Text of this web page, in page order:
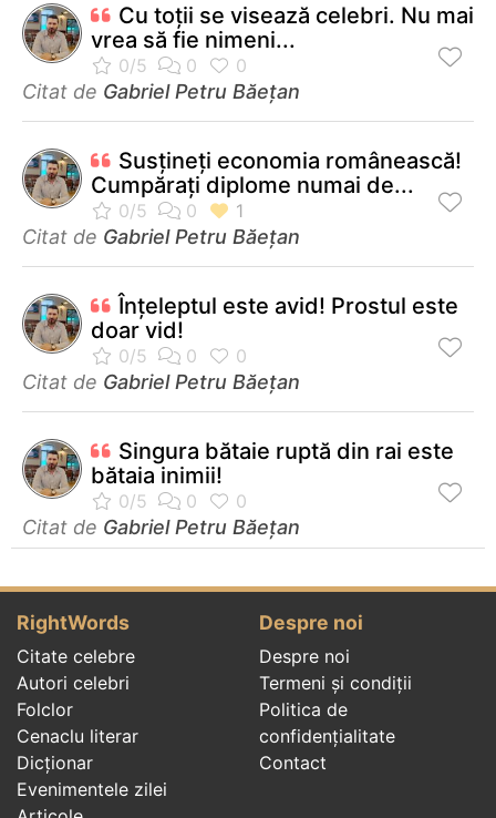
Cu toții se visează celebri. Nu mai
vrea să fie nimeni...
Citat de Gabriel Petru Băețan
Susțineți economia românească!
Cumpărați diplome numai de...
Citat de Gabriel Petru Băețan
Înțeleptul este avid! Prostul este
doar vid!
Citat de Gabriel Petru Băețan
Singura bătaie ruptă din rai este
bătaia inimii!
Citat de Gabriel Petru Băețan
RightWords
Citate celebre
Autori celebri
Folclor
Cenaclu literar
Dicționar
Evenimentele zilei
Despre noi
Despre noi
Termeni și condiții
Politica de
confidenţialitate
Contact